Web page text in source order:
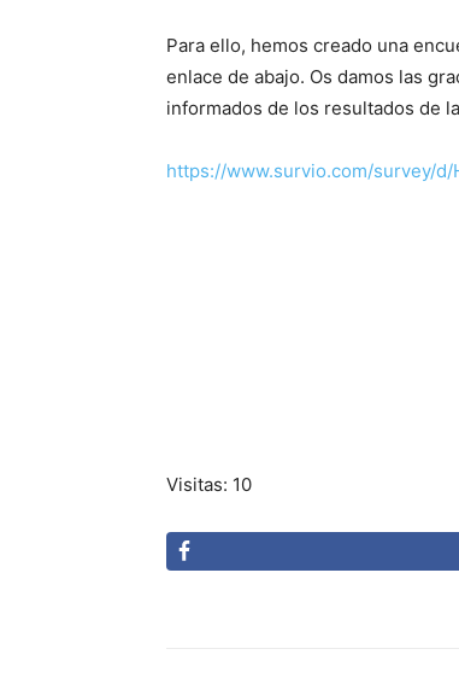
Para ello, hemos creado una
enlace de abajo. Os damos las
informados de los resultados de
https://www.survio.com/survey/d/
Visitas: 10